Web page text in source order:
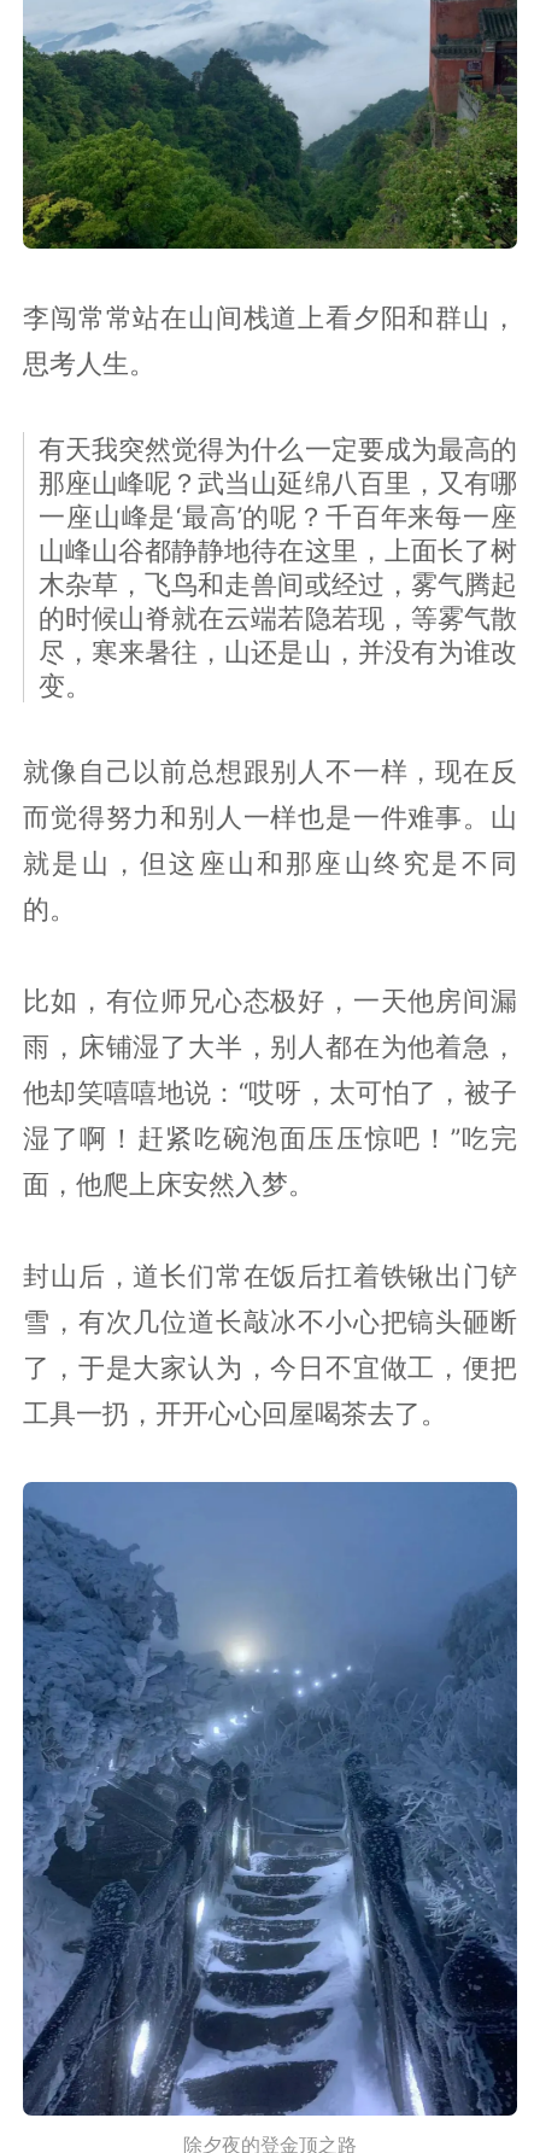
李闯常常站在山间栈道上看夕阳和群山，
思考人生。
有天我突然觉得为什么一定要成为最高的
那座山峰呢？武当山延绵八百里，又有哪
一座山峰是‘最高’的呢？千百年来每一座
山峰山谷都静静地待在这里，上面长了树
木杂草，飞鸟和走兽间或经过，雾气腾起
的时候山脊就在云端若隐若现，等雾气散
尽，寒来暑往，山还是山，并没有为谁改
变。
就像自己以前总想跟别人不一样，现在反
而觉得努力和别人一样也是一件难事。山
就是山，但这座山和那座山终究是不同
的。
比如，有位师兄心态极好，一天他房间漏
雨，床铺湿了大半，别人都在为他着急，
他却笑嘻嘻地说：“哎呀，太可怕了，被子
湿了啊！赶紧吃碗泡面压压惊吧！”吃完
面，他爬上床安然入梦。
封山后，道长们常在饭后扛着铁锹出门铲
雪，有次几位道长敲冰不小心把镐头砸断
了，于是大家认为，今日不宜做工，便把
工具一扔，开开心心回屋喝茶去了。
除夕夜的登金顶之路